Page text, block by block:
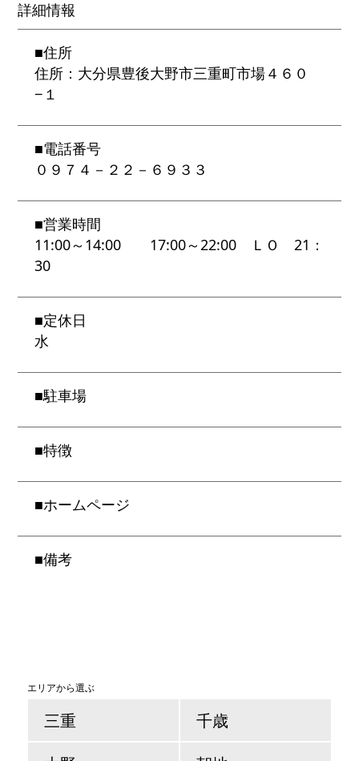
詳細情報
■住所
住所：大分県豊後大野市三重町市場４６０
−１
■電話番号
０９７４－２２－６９３３
■営業時間
11:00～14:00 17:00～22:00 ＬＯ 21：
30
■定休日
水
■駐車場
■特徴
■ホームページ
■備考
エリアから選ぶ
三重
千歳